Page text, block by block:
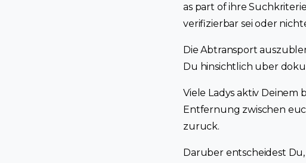
as part of ihre
verifizierbar sei oder
Die Abtransport
Du hinsichtlich uber
Viele Ladys aktiv
Entfernung zwischen
zuruck.
Daruber entscheidest